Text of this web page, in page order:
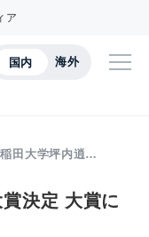
ア
国内 海外
田大学坪内逍…
決定 大賞に